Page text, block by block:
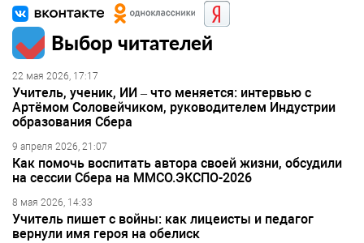
Выбор читателей
22 мая 2026, 17:17
Учитель, ученик, ИИ – что меняется: интервью с
Артёмом Соловейчиком, руководителем Индустрии
образования Сбера
9 апреля 2026, 21:07
Как помочь воспитать автора своей жизни, обсудили
на сессии Сбера на ММСО.ЭКСПО-2026
8 мая 2026, 14:33
Учитель пишет с войны: как лицеисты и педагог
вернули имя героя на обелиск